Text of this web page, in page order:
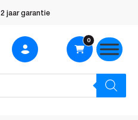
2 jaar garantie
0